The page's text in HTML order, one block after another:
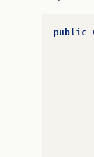
public